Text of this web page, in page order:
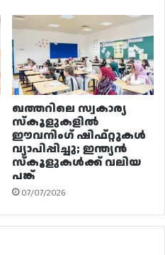
ഖത്തറിലെ സ്വകാര്യ
സ്കൂളുകളിൽ
ഈവനിംഗ് ഷിഫ്റ്റുകൾ
വ്യാപിപ്പിച്ചു; ഇന്ത്യൻ
സ്കൂളുകൾക്ക് വലിയ
പങ്ക്
07/07/2026